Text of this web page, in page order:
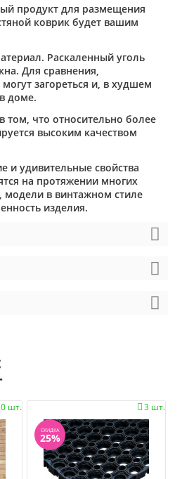
продукт для размещения
коврик будет вашим
Раскаленный уголь
Для сравнения,
загореться и, в худшем
доме.
том, что относительно более
высоким качеством
и удивительные свойства
на протяжении многих
модели в винтажном стиле
изделия.
шт. 3 шт.

СКИДКА
25%